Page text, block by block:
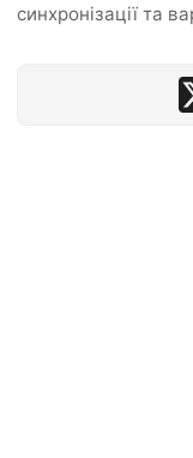
синхронізації та